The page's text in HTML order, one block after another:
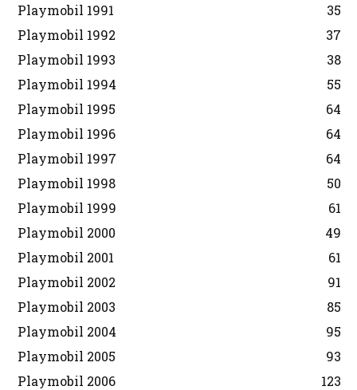
Playmobil 1991
35
Playmobil 1992
37
Playmobil 1993
38
Playmobil 1994
55
Playmobil 1995
64
Playmobil 1996
64
Playmobil 1997
64
Playmobil 1998
50
Playmobil 1999
61
Playmobil 2000
49
Playmobil 2001
61
Playmobil 2002
91
Playmobil 2003
85
Playmobil 2004
95
Playmobil 2005
93
Playmobil 2006
123